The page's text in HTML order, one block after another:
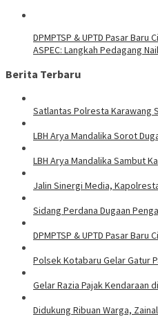
DPMPTSP & UPTD Pasar
ASPEC: Langkah Pedagang
Berita Terbaru
Satlantas Polresta Karawang
LBH Arya Mandalika Sorot
LBH Arya Mandalika Sambut
Jalin Sinergi Media,
Sidang Perdana Dugaan
DPMPTSP & UPTD Pasar Baru
Polsek Kotabaru Gelar Gatur
Gelar Razia Pajak Kendaraan
Didukung Ribuan Warga,